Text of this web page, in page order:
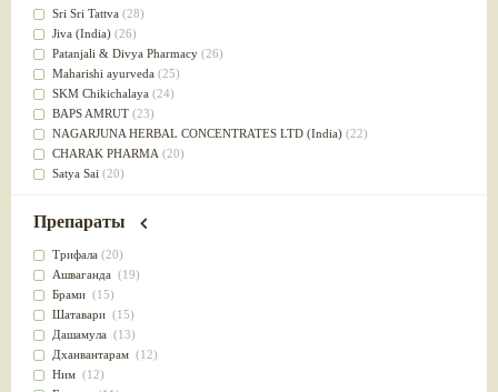
Для сердца(32)
Для сосудов головного мозга
Для полости рта(32)
Дефицит железа(31)
Для лица(31)
Употребление в пищу
Ароматерапия(29)
Жаропонижающее(29)
для памяти(28)
для почек(28)
Слабительное (28)
Афродизиак(27)
Напитки(27)
Для йоги (27)
Для потенции(26)
Для душа(25)
для концентрации внимания
при нарушении эрекции
Sri Sri Tattva (28)
Jiva (India) (26)
Patanjali & Divya Pharmacy (26)
Maharishi ayurveda (25)
SKM Chikichalaya (24)
BAPS AMRUT (23)
NAGARJUNA HERBAL CONCENTRATES LTD (India) (22)
CHARAK PHARMA (20)
Satya Sai (20)
Vyas(20)
Kerala Ayurveda
(19)
Organic India pvt ltd
Lalita(16)
Ashtang Herbals
Alarsin(14)
Vasu Health care
Baraka(13)
Dabur India Ltd
Препараты
Трифала (20)
Ашваганда (19)
Брами (15)
Шатавари (15)
Дашамула (13)
Дханвантарам (12)
Ним (12)